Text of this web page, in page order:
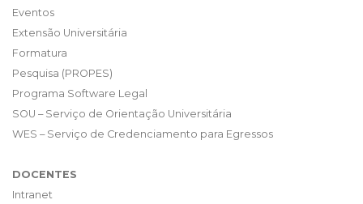
Eventos
Extensão Universitária
Formatura
Pesquisa (PROPES)
Programa Software Legal
SOU – Serviço de Orientação Universitária
WES – Serviço de Credenciamento para Egressos
DOCENTES
Intranet